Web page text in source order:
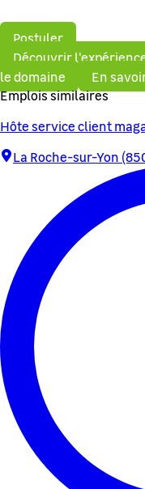
Postuler
Découvrir
le domaine
En
Emplois similaires
Hôte service client
La Roche-sur-Yon